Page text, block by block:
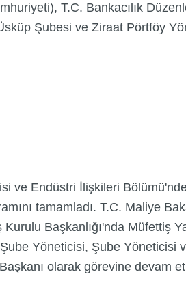
T.C. Bankacılık
Şubesi ve Ziraat Pörtföy
ve Endüstri İlişkileri
tamamladı. T.C. Maliye
Başkanlığı'nda Müfettiş
Yöneticisi, Şube Yöneticisi
olarak görevine devam